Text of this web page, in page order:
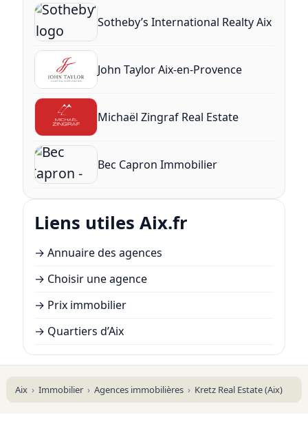
Sotheby’s International Realty Aix
John Taylor Aix-en-Provence
Michaël Zingraf Real Estate
Bec Capron Immobilier
Liens utiles Aix.fr
→ Annuaire des agences
→ Choisir une agence
→ Prix immobilier
→ Quartiers d’Aix
Aix Immobilier Agences immobilières Kretz Real Estate (Aix)